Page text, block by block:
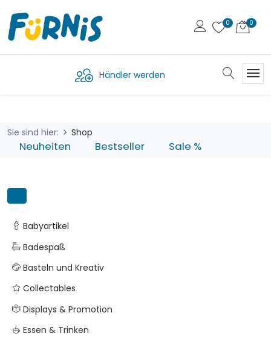
Händler werden
Sie sind hier: Shop
Neuheiten Bestseller Sale %
Babyartikel
Badespaß
Basteln und Kreativ
Collectables
Displays & Promotion
Essen & Trinken